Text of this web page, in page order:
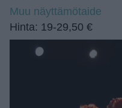
Muu näyttämötaide
Hinta: 19-29,50 €